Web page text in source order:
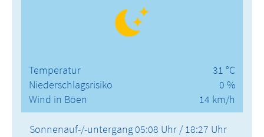
Temperatur
Niederschlagsrisiko
Wind in Böen
31 °C
0 %
14 km/h
Sonnenauf-/-untergang05:08 Uhr / 18:27 Uhr